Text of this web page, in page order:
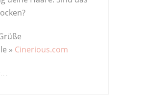
» Cinerious.com